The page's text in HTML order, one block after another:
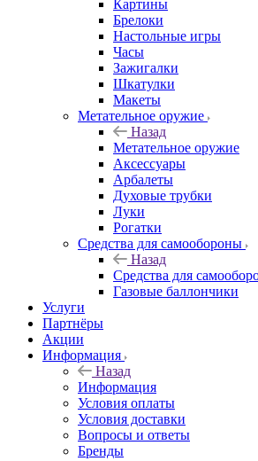
Картины
Брелоки
Настольные игры
Часы
Зажигалки
Шкатулки
Макеты
Метательное оружие
Назад
Метательное оружие
Аксессуары
Арбалеты
Духовые трубки
Луки
Рогатки
Средства для самообороны
Назад
Средства для
Газовые баллончики
Услуги
Партнёры
Акции
Информация
Назад
Информация
Условия оплаты
Условия доставки
Вопросы и ответы
Бренды